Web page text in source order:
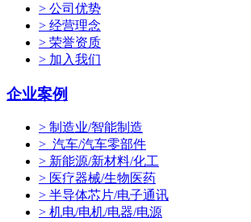
> 公司优势
> 经营理念
> 荣誉资质
> 加入我们
企业案例
> 制造业/智能制造
> 汽车/汽车零部件
> 新能源/新材料/化工
> 医疗器械/生物医药
> 半导体芯片/电子通讯
> 机电/电机/电器/电源